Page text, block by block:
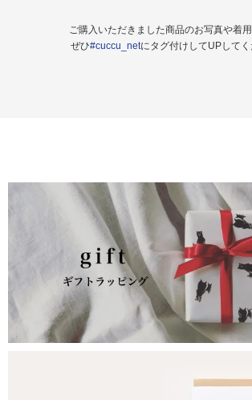
ご購入いただきました商品のお写真や着
ぜひ#cuccu_netにタグ付けしてUPしてく